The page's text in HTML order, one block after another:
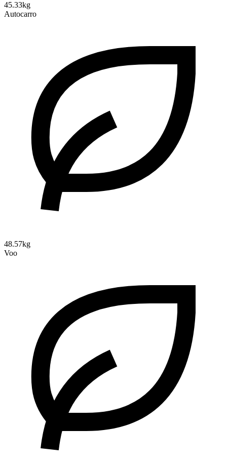
45.33kg
Autocarro
48.57kg
Voo